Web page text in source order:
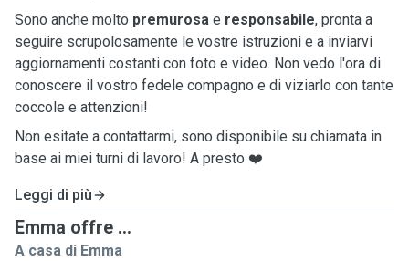
Sono anche molto premurosa e responsabile, pronta a
seguire scrupolosamente le vostre istruzioni e a inviarvi
aggiornamenti costanti con foto e video. Non vedo l'ora di
conoscere il vostro fedele compagno e di viziarlo con tante
coccole e attenzioni!
Non esitate a contattarmi, sono disponibile su chiamata in
base ai miei turni di lavoro! A presto ❤️
Leggi di più
Emma offre ...
A casa di Emma